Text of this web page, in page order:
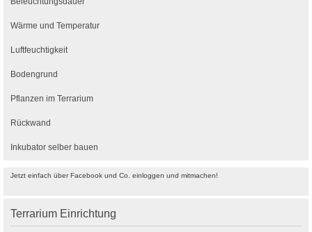
Jetzt einfach über Facebook und Co. einloggen und mitmachen!
Terrarium Einrichtung
Wärme und Temperatur
Luftfeuchtigkeit
Bodengrund
Pflanzen im Terrarium
Rückwand
Inkubator selber bauen